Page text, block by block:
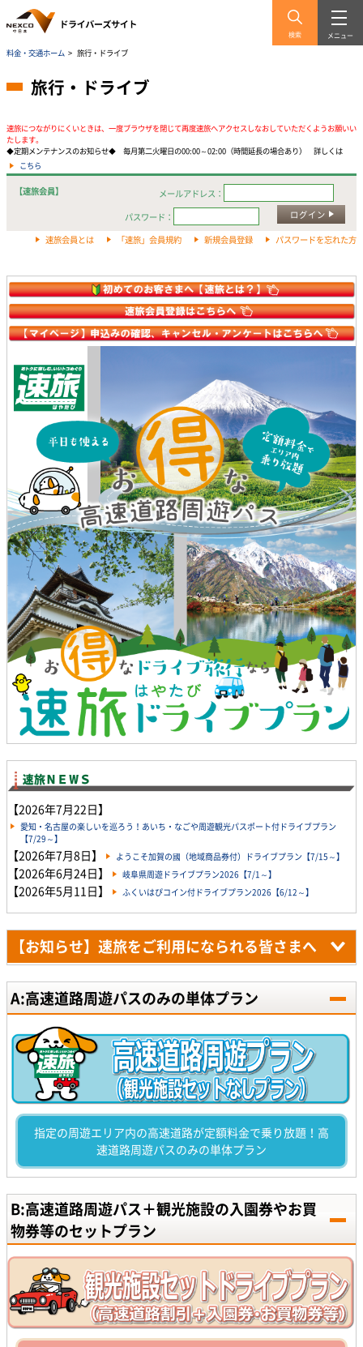
検索 メニュー
料金・交通ホーム > 旅行・ドライブ
旅行・ドライブ
速旅につながりにくいときは、一度ブラウザを閉じて再度速旅へアクセスしなおしていただくようお願いい
たします。
◆定期メンテナンスのお知らせ◆ 毎月第二火曜日の00:00～02:00（時間延長の場合あり） 詳しくは
こちら
【速旅会員】
メールアドレス：
パスワード：
ログイン
速旅会員とは 「速旅」会員規約 新規会員登録 パスワードを忘れた方
【2026年7月22日】
愛知・名古屋の楽しいを巡ろう！あいち・なごや周遊観光パスポート付ドライブプラン
【7/29～】
【2026年7月8日】 ようこそ加賀の國（地域商品券付）ドライブプラン【7/15～】
【2026年6月24日】 岐阜県周遊ドライブプラン2026【7/1～】
【2026年5月11日】 ふくいはぴコイン付ドライブプラン2026【6/12～】
【お知らせ】速旅をご利用になられる皆さまへ
A:高速道路周遊パスのみの単体プラン
指定の周遊エリア内の高速道路が定額料金で乗り放題！高
速道路周遊パスのみの単体プラン
B:高速道路周遊パス＋観光施設の入園券やお買
物券等のセットプラン